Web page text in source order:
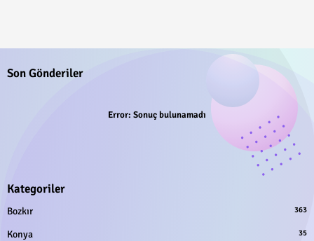
Son Gönderiler
Error: Sonuç bulunamadı
Kategoriler
Bozkır 363
Konya 35